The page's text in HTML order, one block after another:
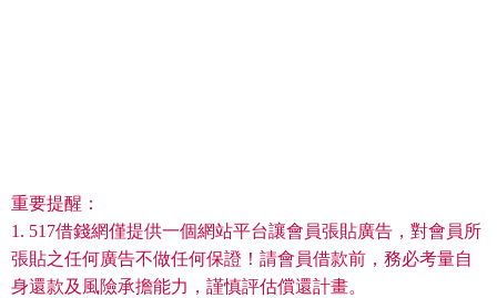
重要提醒：
1. 517借錢網僅提供一個網站平台讓會員張貼廣告，對會員所
張貼之任何廣告不做任何保證！請會員借款前，務必考量自
身還款及風險承擔能力，謹慎評估償還計畫。